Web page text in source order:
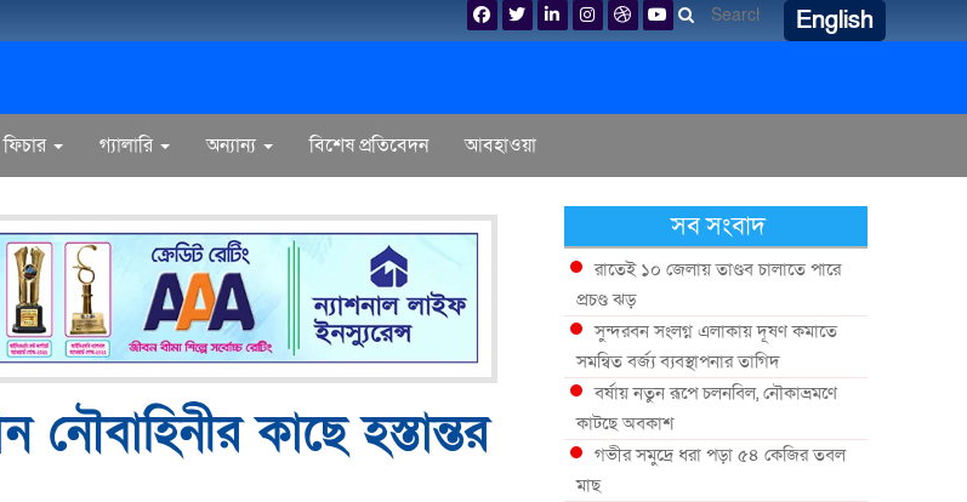
English
ফিচার গ্যালারি অন্যান্য বিশেষ প্রতিবেদন আবহাওয়া
কাছে হস্তান্তর
সব সংবাদ
রাতেই ১০ জেলায় তাণ্ডব চালাতে পারে
প্রচণ্ড ঝড়
সুন্দরবন সংলগ্ন এলাকায় দূষণ কমাতে
সমন্বিত বর্জ্য ব্যবস্থাপনার তাগিদ
বর্ষায় নতুন রূপে চলনবিল, নৌকাভ্রমণে
কাটছে অবকাশ
গভীর সমুদ্রে ধরা পড়া ৫৪ কেজির তবল
মাছ